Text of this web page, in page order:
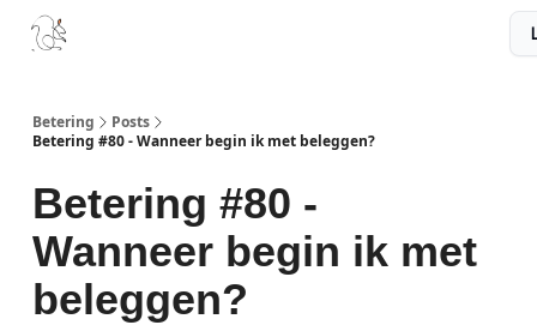
Betering
Posts
Betering #80 - Wanneer begin ik met beleggen?
Betering #80 -
Wanneer begin ik met
beleggen?